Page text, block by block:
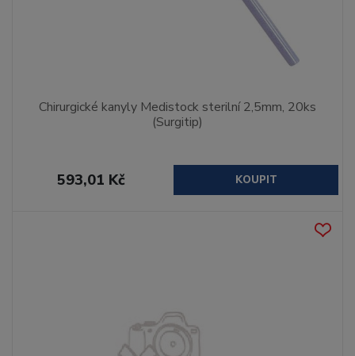
Chirurgické kanyly Medistock sterilní 2,5mm, 20ks
(Surgitip)
593,01 Kč KOUPIT